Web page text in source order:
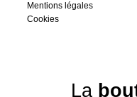
Mentions légales
Cookies
La